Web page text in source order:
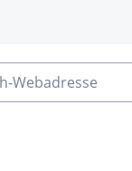
Webadresse